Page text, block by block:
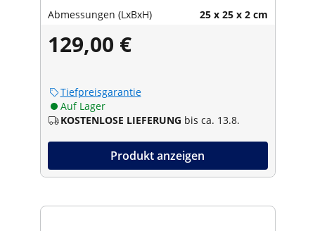
Abmessungen (LxBxH) 25 x 25 x 2 cm
129,00 €
Tiefpreisgarantie
Auf Lager
KOSTENLOSE LIEFERUNG bis ca. 13.8.
Produkt anzeigen